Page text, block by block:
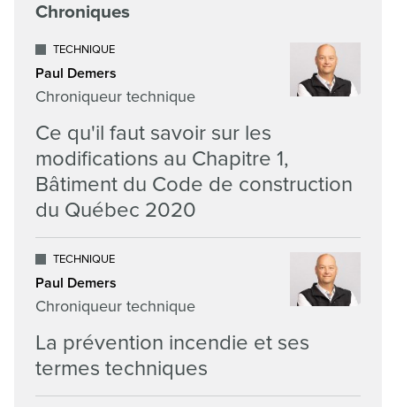
Chroniques
TECHNIQUE
Paul Demers
Chroniqueur technique
Ce qu'il faut savoir sur les
modifications au Chapitre 1,
Bâtiment du Code de construction
du Québec 2020
TECHNIQUE
Paul Demers
Chroniqueur technique
La prévention incendie et ses
termes techniques